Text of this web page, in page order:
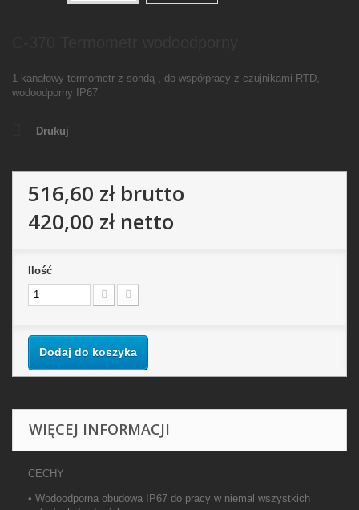
1-kanałowy termometr z sondą , do współpracy z czujnikami RTD,
wodoodporny IP67
Drukuj
516,60 złbrutto
420,00 złnetto
Ilość
Dodaj do koszyka
WIĘCEJ INFORMACJI
CECHY
• Wodoodporna obudowa IP67 do pracy w niemal wszystkich